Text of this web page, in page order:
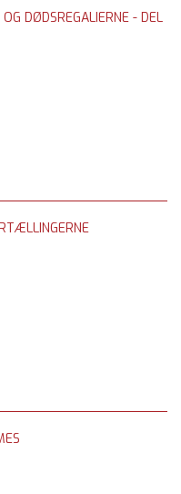
DØDSREGALIERNE - DEL